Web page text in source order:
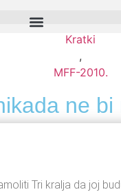
Kratki
,
MFF-2010.
ne bi
Tri kralja da joj